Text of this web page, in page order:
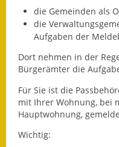
die Gemeinden als
die
Aufgaben der
Dort nehmen in der
Bürgerämter die
Für Sie ist die
mit Ihrer Wohnung, bei
Hauptwohnung,
Wichtig: